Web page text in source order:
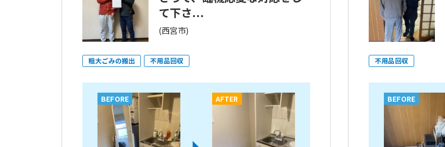
て下さ...
(西宮市)
粗大ごみの搬出 不用品回収
BEFORE AFTER
不用品回収
BEFORE